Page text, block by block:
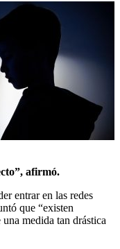
afirmó.
entrar en las redes
que “existen
medida tan drástica